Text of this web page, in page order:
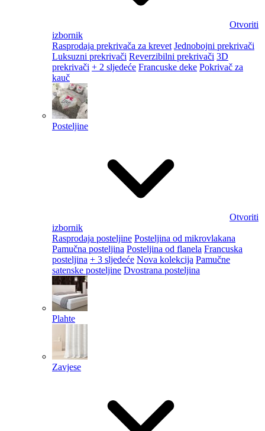
Otvoriti
izbornik
Rasprodaja prekrivača za krevet Jednobojni prekrivači
Luksuzni prekrivači Reverzibilni prekrivači 3D
prekrivači + 2 sljedeće Francuske deke Pokrivač za
kauč
Posteljine
Otvoriti
izbornik
Rasprodaja posteljine Posteljina od mikrovlakana
Pamučna posteljina Posteljina od flanela Francuska
posteljina + 3 sljedeće Nova kolekcija Pamučne
satenske posteljine Dvostrana posteljina
Plahte
Zavjese